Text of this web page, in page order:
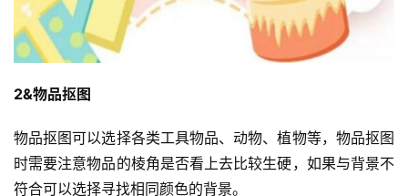
稿
每
2&物品抠图
物品抠图可以选择各类工具物品、动物、植物等，物品抠图
时需要注意物品的棱角是否看上去比较生硬，如果与背景不
符合可以选择寻找相同颜色的背景。